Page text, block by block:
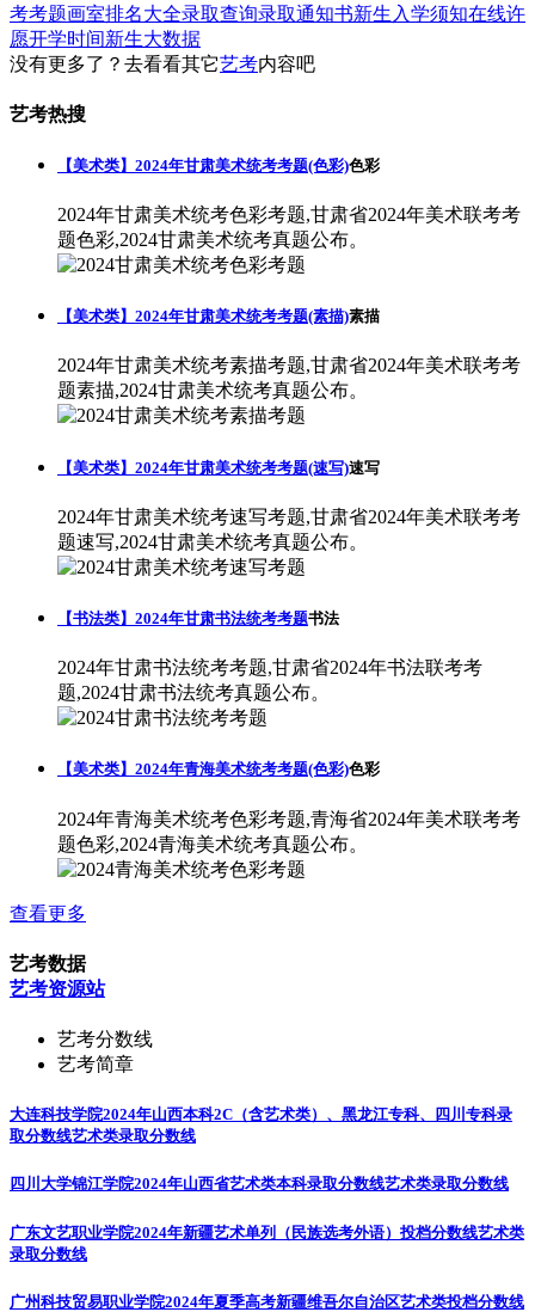
考考题画室排名大全录取查询录取通知书新生入学须知在线许
愿开学时间新生大数据
没有更多了？去看看其它艺考内容吧
艺考热搜
【美术类】2024年甘肃美术统考考题(色彩)色彩
2024年甘肃美术统考色彩考题,甘肃省2024年美术联考考
题色彩,2024甘肃美术统考真题公布。
【美术类】2024年甘肃美术统考考题(素描)素描
2024年甘肃美术统考素描考题,甘肃省2024年美术联考考
题素描,2024甘肃美术统考真题公布。
【美术类】2024年甘肃美术统考考题(速写)速写
2024年甘肃美术统考速写考题,甘肃省2024年美术联考考
题速写,2024甘肃美术统考真题公布。
【书法类】2024年甘肃书法统考考题书法
2024年甘肃书法统考考题,甘肃省2024年书法联考考
题,2024甘肃书法统考真题公布。
【美术类】2024年青海美术统考考题(色彩)色彩
2024年青海美术统考色彩考题,青海省2024年美术联考考
题色彩,2024青海美术统考真题公布。
查看更多
艺考数据
艺考资源站
艺考分数线
艺考简章
大连科技学院2024年山西本科2C（含艺术类）、黑龙江专科、四川专科录
取分数线艺术类录取分数线
四川大学锦江学院2024年山西省艺术类本科录取分数线艺术类录取分数线
广东文艺职业学院2024年新疆艺术单列（民族选考外语）投档分数线艺术类
录取分数线
广州科技贸易职业学院2024年夏季高考新疆维吾尔自治区艺术类投档分数线